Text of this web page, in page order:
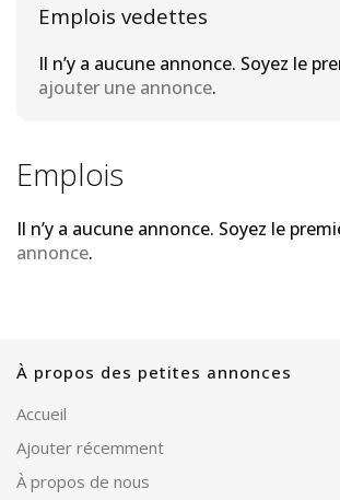
Emplois vedettes
Il n’y a aucune annonce. Soyez le
ajouter une annonce.
Emplois
Il n’y a aucune annonce. Soyez le
annonce.
À propos des petites annonces
Accueil
Ajouter récemment
À propos de nous